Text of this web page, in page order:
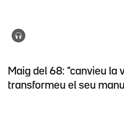
Maig del 68: "canvieu la
transformeu el seu